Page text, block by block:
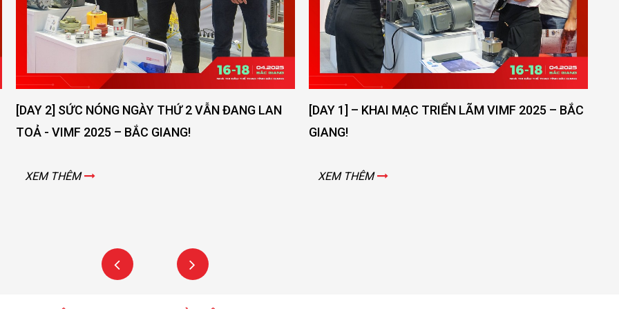
2] SỨC NÓNG NGÀY THỨ 2 VẪN ĐANG LAN
- VIMF 2025 – BẮC GIANG!
THÊM
[DAY 1] – KHAI MẠC TRIỂN LÃM VIMF 2025 – BẮC
GIANG!
XEM THÊM
CÁCH
NHẤT
XEM